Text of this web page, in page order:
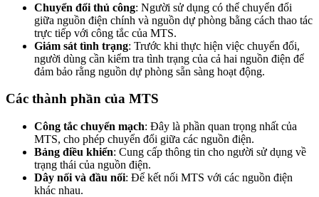
Chuyển đổi thủ công: Người sử dụng có thể chuyển đổi
giữa nguồn điện chính và nguồn dự phòng bằng cách thao tác
trực tiếp với công tắc của MTS.
Giám sát tình trạng: Trước khi thực hiện việc chuyển đổi,
người dùng cần kiểm tra tình trạng của cả hai nguồn điện để
đảm bảo rằng nguồn dự phòng sẵn sàng hoạt động.
Các thành phần của MTS
Công tắc chuyển mạch: Đây là phần quan trọng nhất của
MTS, cho phép chuyển đổi giữa các nguồn điện.
Bảng điều khiển: Cung cấp thông tin cho người sử dụng về
trạng thái của nguồn điện.
Dây nối và đầu nối: Để kết nối MTS với các nguồn điện
khác nhau.